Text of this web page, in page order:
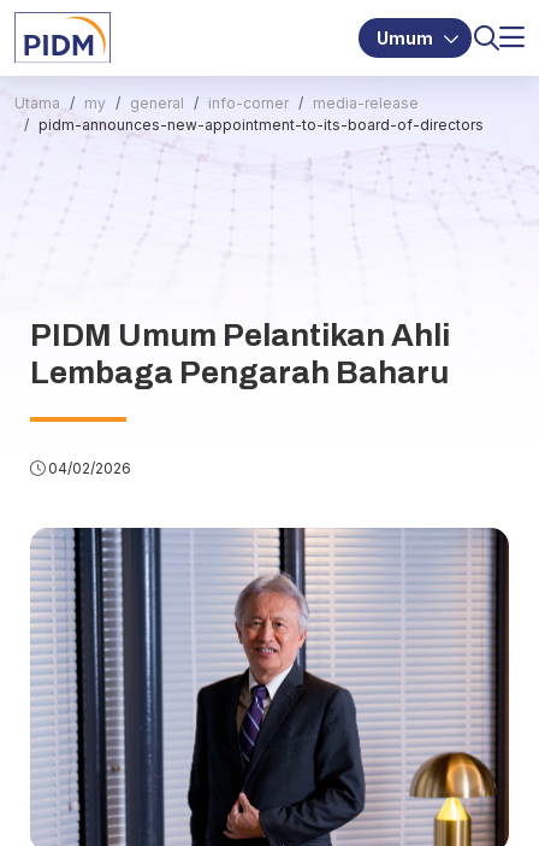
Umum
Utama my general info-corner
media-release
pidm-announces-new-appointment-to-its-board-of-directors
PIDM Umum Pelantikan Ahli
Lembaga Pengarah Baharu
04/02/2026